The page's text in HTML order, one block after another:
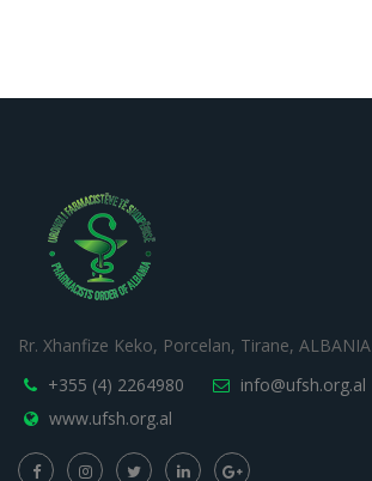
Rr. Xhanfize Keko, Porcelan, Tirane, ALBANIA
+355 (4) 2264980
info@ufsh.org.al
www.ufsh.org.al